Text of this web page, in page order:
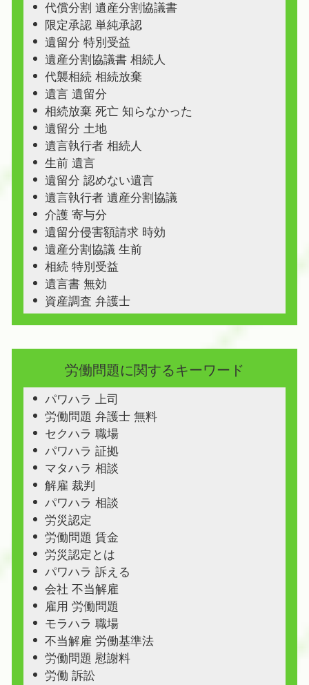
代償分割 遺産分割協議書
限定承認 単純承認
遺留分 特別受益
遺産分割協議書 相続人
代襲相続 相続放棄
遺言 遺留分
相続放棄 死亡 知らなかった
遺留分 土地
遺言執行者 相続人
生前 遺言
遺留分 認めない遺言
遺言執行者 遺産分割協議
介護 寄与分
遺留分侵害額請求 時効
遺産分割協議 生前
相続 特別受益
遺言書 無効
資産調査 弁護士
労働問題に関するキーワード
パワハラ 上司
労働問題 弁護士 無料
セクハラ 職場
パワハラ 証拠
マタハラ 相談
解雇 裁判
パワハラ 相談
労災認定
労働問題 賃金
労災認定とは
パワハラ 訴える
会社 不当解雇
雇用 労働問題
モラハラ 職場
不当解雇 労働基準法
労働問題 慰謝料
労働 訴訟